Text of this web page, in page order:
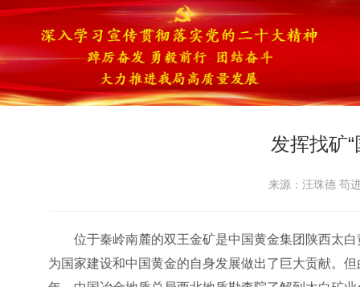
发挥找矿
来源：汪珠德
位于秦岭南麓的双王金矿是中国黄金集团陕西太
为国家建设和中国黄金的自身发展做出了巨大贡献。